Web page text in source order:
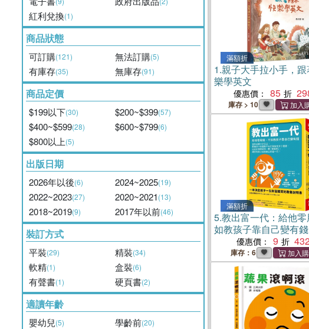
紅利兌換(1)
商品狀態
可訂購(121) 無法訂購(5)
有庫存(35) 無庫存(91)
商品定價
$199以下(30) $200~$399(57)
$400~$599(28) $600~$799(6)
$800以上(5)
出版日期
2026年以後(6) 2024~2025(19)
2022~2023(27) 2020~2021(13)
2018~2019(9) 2017年以前(46)
裝訂方式
平裝(29) 精裝(34)
軟精(1) 盒裝(6)
有聲書(1) 硬頁書(2)
適讀年齡
嬰幼兒(5) 學齡前(20)
滿額折
1.親子大手拉小手，
樂學英文
優惠價： 85
庫存 > 10
滿額折
5.教出富一代：給他
如教孩子靠自己變有錢
優惠價： 9
庫存：6